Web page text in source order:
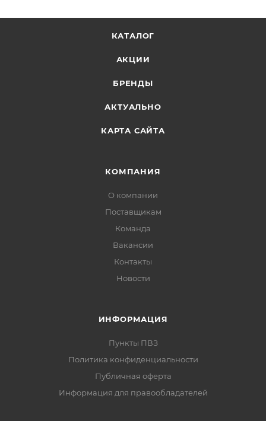
КАТАЛОГ
АКЦИИ
БРЕНДЫ
АКТУАЛЬНО
КАРТА САЙТА
КОМПАНИЯ
О компании
Поставщикам
Команда
Вакансии
Контакты
Новости
ИНФОРМАЦИЯ
Пункты ПВЗ
Политика конфиденциальности
Публичная оферта
Информация для правообладателей